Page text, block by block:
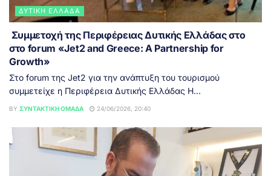
ΔΥΤΙΚΉ ΕΛΛΆΔΑ
Συμμετοχή της Περιφέρειας Δυτικής Ελλάδας στο
στο forum «Jet2 and Greece: A Partnership for
Growth»
Στο forum της Jet2 για την ανάπτυξη του τουρισμού
συμμετείχε η Περιφέρεια Δυτικής Ελλάδας Η...
BY ΣΥΝΤΑΚΤΙΚΉ ΟΜΆΔΑ 24/06/2026, 20:40